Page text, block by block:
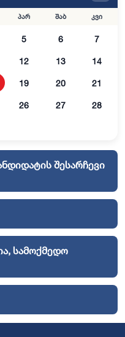
პარ შაბ კვი
5 6 7
12 13 14
19 20 21
26 27 28
შესარჩევი
სამოქმედო